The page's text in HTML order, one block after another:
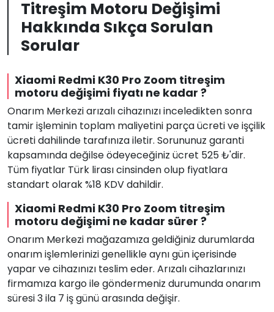
Titreşim Motoru Değişimi
Hakkında Sıkça Sorulan
Sorular
Xiaomi Redmi K30 Pro Zoom titreşim
motoru değişimi fiyatı ne kadar ?
Onarım Merkezi arızalı cihazınızı inceledikten sonra
tamir işleminin toplam maliyetini parça ücreti ve işçilik
ücreti dahilinde tarafınıza iletir. Sorununuz garanti
kapsamında değilse ödeyeceğiniz ücret 525 ₺'dir.
Tüm fiyatlar Türk lirası cinsinden olup fiyatlara
standart olarak %18 KDV dahildir.
Xiaomi Redmi K30 Pro Zoom titreşim
motoru değişimi ne kadar sürer ?
Onarım Merkezi mağazamıza geldiğiniz durumlarda
onarım işlemlerinizi genellikle aynı gün içerisinde
yapar ve cihazınızı teslim eder. Arızalı cihazlarınızı
firmamıza kargo ile göndermeniz durumunda onarım
süresi 3 ila 7 iş günü arasında değişir.